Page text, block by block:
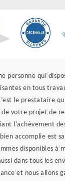
personne qui
en tous
le prestataire
votre projet de
l’achèvement
accomplie est
disponibles à
dans tous les
et nous allons